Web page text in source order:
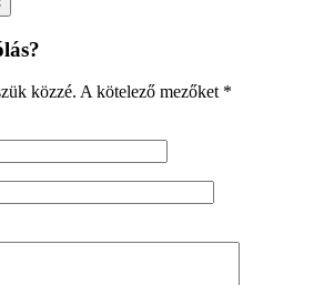
közzé. A kötelező mezőket *